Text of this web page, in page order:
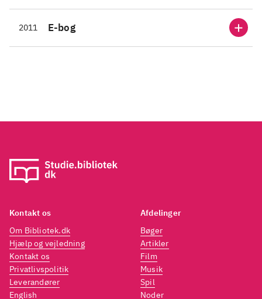
2011 E-bog
Kontakt os
Om Bibliotek.dk
Hjælp og vejledning
Kontakt os
Privatlivspolitik
Leverandører
English
Afdelinger
Bøger
Artikler
Film
Musik
Spil
Noder